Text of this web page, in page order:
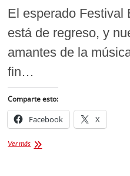
El esperado Festival
está de regreso, y
amantes de la
fin…
Comparte esto:
Facebook X
Ver másFestival